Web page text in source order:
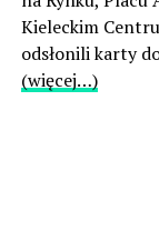
Kieleckim
odsłonili karty
(więcej…)